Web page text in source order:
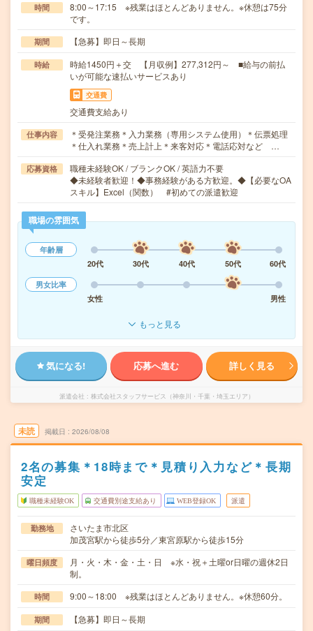
時間
8:00～17:15 ※残業はほとんどありません。※休憩は75分
です。
期間 【急募】即日～長期
時給
時給1450円＋交 【月収例】277,312円～ ■給与の前払
いが可能な速払いサービスあり
交通費
交通費支給あり
仕事内容
＊受発注業務＊入力業務（専用システム使用）＊伝票処理
＊仕入れ業務＊売上計上＊来客対応＊電話応対など …
応募資格
職種未経験OK / ブランクOK / 英語力不要
◆未経験者歓迎！◆事務経験がある方歓迎。◆【必要なOA
スキル】Excel（関数） #初めての派遣歓迎
職場の雰囲気
年齢層
20代
30代 40代 50代
60代
男女比率
女性
男性
もっと見る
気になる! 応募へ進む 詳しく見る
派遣会社 株式会社スタッフサービス（神奈川・千葉・埼玉エリア）
未読 掲載日 2026/08/08
2名の募集＊18時まで＊見積り入力など＊長期
安定
職種未経験OK 交通費別途支給あり WEB登録OK 派遣
勤務地
さいたま市北区
加茂宮駅から徒歩5分／東宮原駅から徒歩15分
曜日頻度
月・火・木・金・土・日 ※水・祝＋土曜or日曜の週休2日
制。
時間 9:00～18:00 ※残業はほとんどありません。※休憩60分。
期間 【急募】即日～長期